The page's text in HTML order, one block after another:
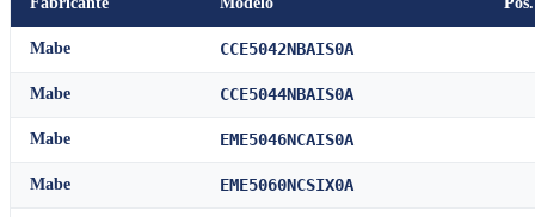
Mabe CCE5042NBAIS0A
Mabe CCE5044NBAIS0A
Mabe EME5046NCAIS0A
Mabe EME5060NCSIX0A